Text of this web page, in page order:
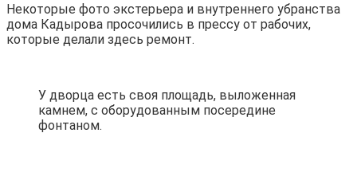
Некоторые фото экстерьера и внутреннего убранства
дома Кадырова просочились в прессу от рабочих,
которые делали здесь ремонт.
У дворца есть своя площадь, выложенная
камнем, с оборудованным посередине
фонтаном.